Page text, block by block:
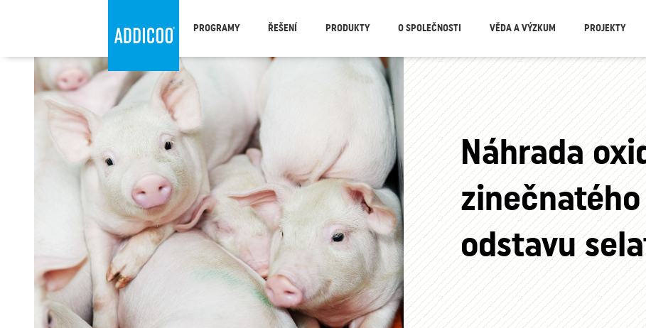
PROGRAMY ŘEŠENÍ PRODUKTY O SPOLEČNOSTI VĚDA A VÝZKUM PROJEKTY
Náhrada
odstavu